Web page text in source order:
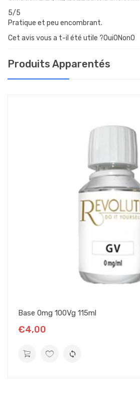
5/5
Pratique et peu encombrant.
Cet avis vous a t-il été utile ?Oui0Non0
Produits Apparentés
Base 0mg 100Vg 115ml
€4,00